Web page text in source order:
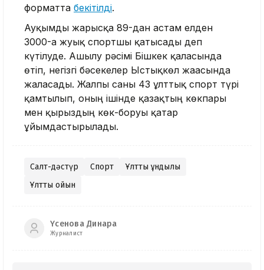
форматта бекітілді.
Ауқымды жарысқа 89-дан астам елден
3000-ға жуық спортшы қатысады деп
күтілуде. Ашылу рәсімі Бішкек қаласында
өтіп, негізгі бәсекелер Ыстықкөл жағасында
жалғасады. Жалпы саны 43 ұлттық спорт түрі
қамтылып, оның ішінде қазақтың көкпары
мен қырғыздың көк-боруы қатар
ұйымдастырылады.
Салт-дәстүр Спорт
Ұлттық құндылық
Ұлттық ойын
Үсенова Динара
Журналист